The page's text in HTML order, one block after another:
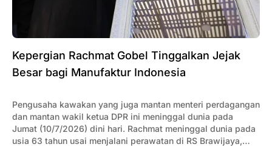
Kepergian Rachmat Gobel Tinggalkan Jejak
Besar bagi Manufaktur Indonesia
Pengusaha kawakan yang juga mantan menteri perdagangan
dan mantan wakil ketua DPR ini meninggal dunia pada
Jumat (10/7/2026) dini hari. Rachmat meninggal dunia pada
usia 63 tahun usai menjalani perawatan di RS Brawijaya,